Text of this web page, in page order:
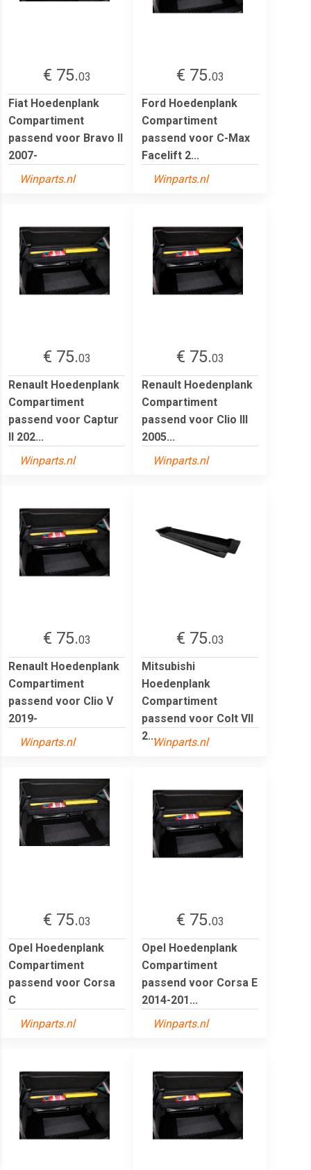
€ 75.03
Fiat Hoedenplank
Compartiment
passend voor Bravo II
2007-
Winparts.nl
€ 75.03
Ford Hoedenplank
Compartiment
passend voor C-Max
Facelift 2...
Winparts.nl
€ 75.03
Renault Hoedenplank
Compartiment
passend voor Captur
II 202...
Winparts.nl
€ 75.03
Renault Hoedenplank
Compartiment
passend voor Clio III
2005...
Winparts.nl
€ 75.03
Renault Hoedenplank
Compartiment
passend voor Clio V
2019-
Winparts.nl
€ 75.03
Mitsubishi
Hoedenplank
Compartiment
passend voor Colt VII
2...Winparts.nl
€ 75.03
Opel Hoedenplank
Compartiment
passend voor Corsa
C
Winparts.nl
€ 75.03
Opel Hoedenplank
Compartiment
passend voor Corsa E
2014-201...
Winparts.nl